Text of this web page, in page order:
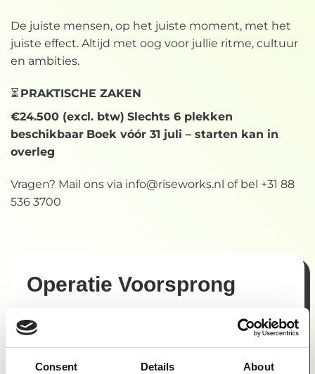
Consent Details About
De juiste mensen, op het juiste moment, met het
juiste effect. Altijd met oog voor jullie ritme, cultuur
en ambities.
⏳ PRAKTISCHE ZAKEN
€24.500 (excl. btw) Slechts 6 plekken
beschikbaar Boek vóór 31 juli – starten kan in
overleg
Vragen? Mail ons via info@riseworks.nl of bel +31 88
536 3700
Operatie Voorsprong
Naam*